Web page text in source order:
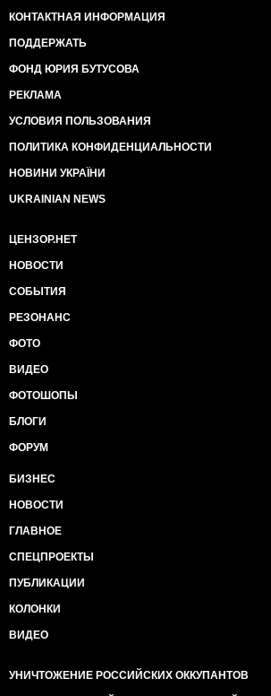
КОНТАКТНАЯ ИНФОРМАЦИЯ
ПОДДЕРЖАТЬ
ФОНД ЮРИЯ БУТУСОВА
РЕКЛАМА
УСЛОВИЯ ПОЛЬЗОВАНИЯ
ПОЛИТИКА КОНФИДЕНЦИАЛЬНОСТИ
НОВИНИ УКРАЇНИ
UKRAINIAN NEWS
ЦЕНЗОР.НЕТ
НОВОСТИ
СОБЫТИЯ
РЕЗОНАНС
ФОТО
ВИДЕО
ФОТОШОПЫ
БЛОГИ
ФОРУМ
БИЗНЕС
НОВОСТИ
ГЛАВНОЕ
СПЕЦПРОЕКТЫ
ПУБЛИКАЦИИ
КОЛОНКИ
ВИДЕО
УНИЧТОЖЕНИЕ РОССИЙСКИХ ОККУПАНТОВ